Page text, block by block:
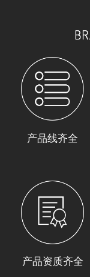
产品线齐全
产品资质齐全